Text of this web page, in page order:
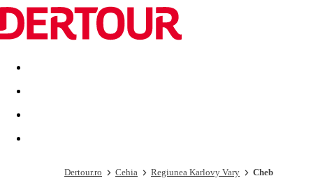
Destinatii Vacanta perfecta OFERTE DE NERATAT
Dertour.ro Cehia Regiunea Karlovy Vary Cheb